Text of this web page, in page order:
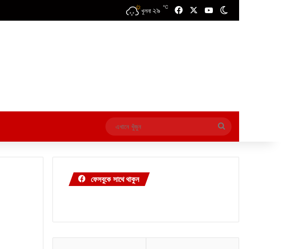
খুলনা ২৯ ℃ FacebookYouTube
এখানে
খুঁজুন
ফেসবুকে সাথে থাকুন